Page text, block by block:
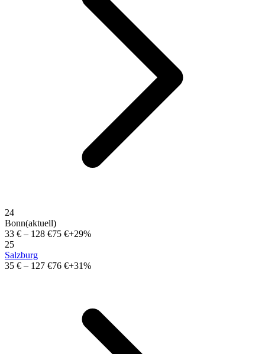
24
Bonn(aktuell)
33 € – 128 €75 €+29%
25
Salzburg
35 € – 127 €76 €+31%